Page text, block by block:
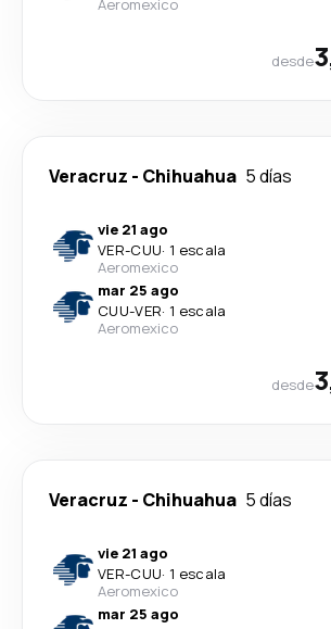
Aeromexico
desde
Veracruz - Chihuahua 5 días
vie 21 ago
VER-CUU· 1 escala
Aeromexico
mar 25 ago
CUU-VER· 1 escala
Aeromexico
desde
Veracruz - Chihuahua 5 días
vie 21 ago
VER-CUU· 1 escala
Aeromexico
mar 25 ago